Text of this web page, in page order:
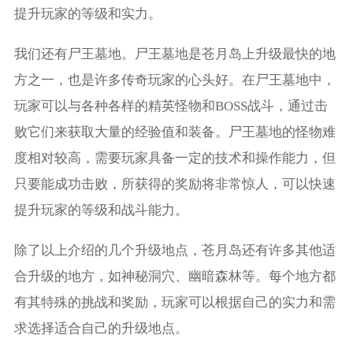
提升玩家的等级和实力。
我们还有尸王墓地。尸王墓地是苍月岛上升级最快的地
方之一，也是许多传奇玩家的心头好。在尸王墓地中，
玩家可以与各种各样的精英怪物和BOSS战斗，通过击
败它们来获取大量的经验值和装备。尸王墓地的怪物难
度相对较高，需要玩家具备一定的技术和操作能力，但
只要能成功击败，所获得的奖励将非常惊人，可以快速
提升玩家的等级和战斗能力。
除了以上介绍的几个升级地点，苍月岛还有许多其他适
合升级的地方，如神秘洞穴、幽暗森林等。每个地方都
有其特殊的挑战和奖励，玩家可以根据自己的实力和需
求选择适合自己的升级地点。